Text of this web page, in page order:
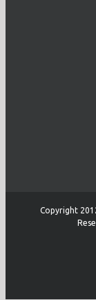
Copyright